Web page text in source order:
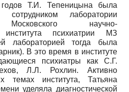
Т.И. Тепеницына была
лаборатории
Московского научно-
института психиатрии МЗ
лабораторией тогда была
В это время в институте
психиатры как С.Г.
Л.Л. Рохлин. Активно
темах института, Татьяна
уделяла диагностической